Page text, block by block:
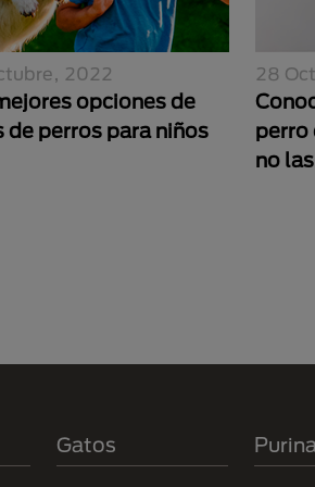
2022
opciones de
de perros para niños
28
perro
no
Gatos